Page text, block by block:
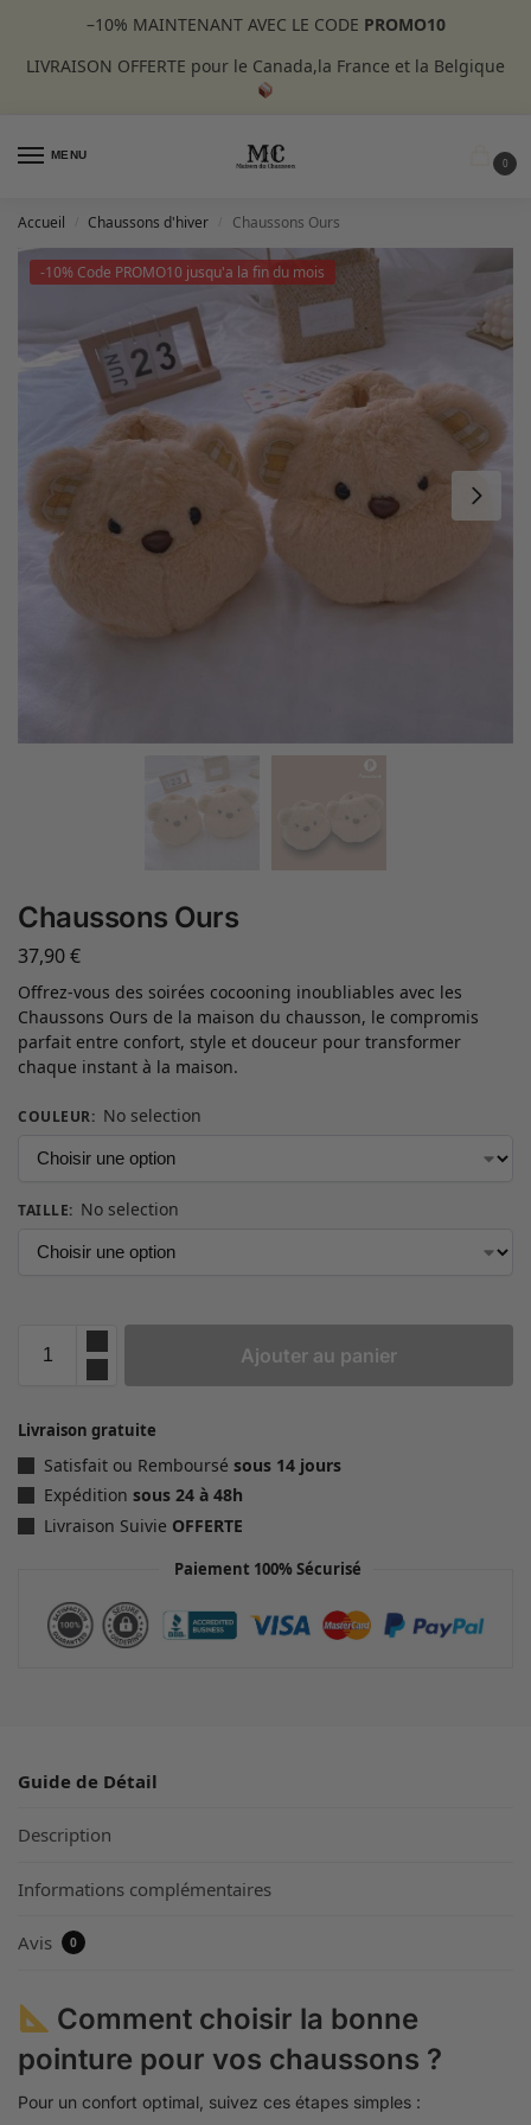
–10% MAINTENANT AVEC LE CODE PROMO10
LIVRAISON OFFERTE pour le Canada,la France et la Belgique
MENU
0
Accueil Chaussons d'hiver Chaussons Ours
-10% Code PROMO10 jusqu'a la fin du mois
Chaussons Ours
37,90€
Offrez-vous des soirées cocooning inoubliables avec les
Chaussons Ours de la maison du chausson, le compromis
parfait entre confort, style et douceur pour transformer
chaque instant à la maison.
COULEUR: No selection
TAILLE: No selection
Ajouter au panier
Livraison gratuite
Satisfait ou Remboursé sous 14 jours
Expédition sous 24 à 48h
Livraison Suivie OFFERTE
Paiement 100% Sécurisé
Guide de Détail
Description
Informations complémentaires
Avis 0
Comment choisir la bonne
pointure pour vos chaussons ?
Pour un confort optimal, suivez ces étapes simples :